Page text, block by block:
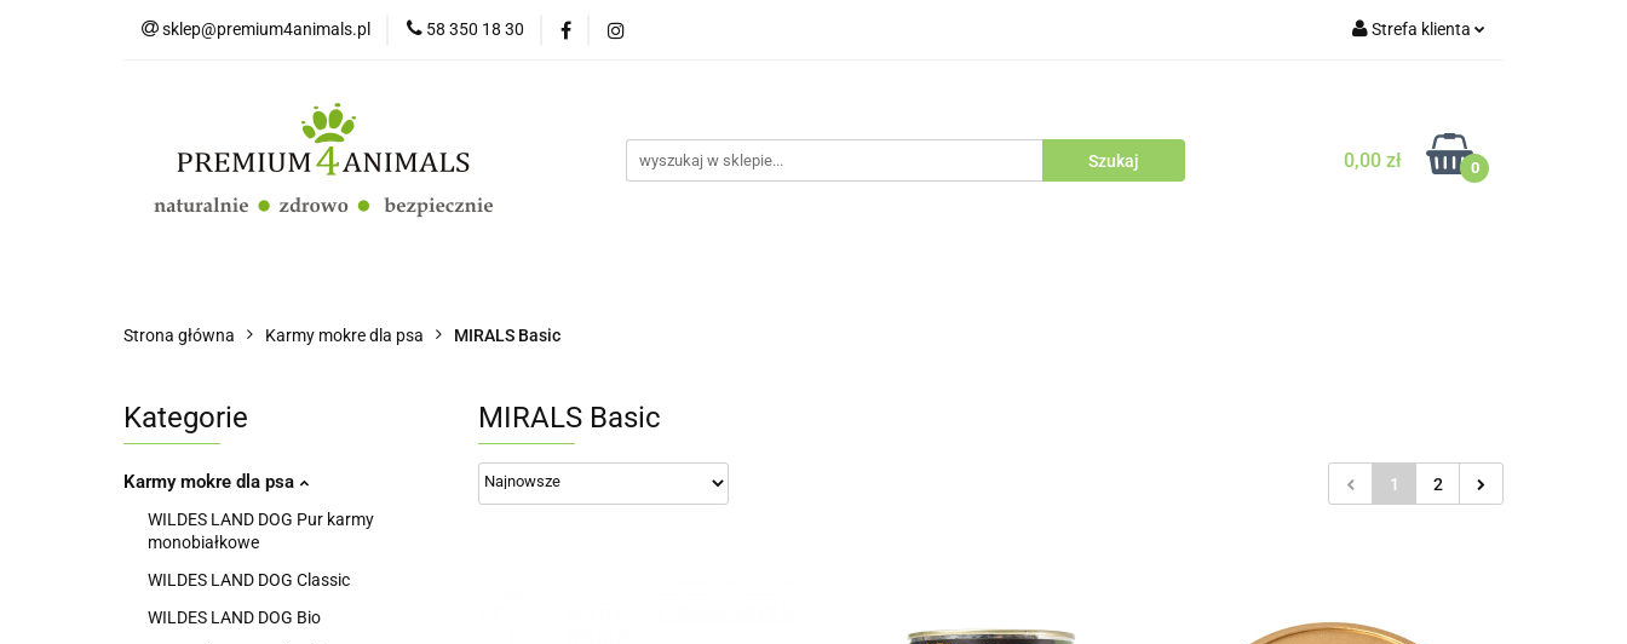
sklep@premium4animals.pl 58 350 18 30 Strefa klienta
Zarejestruj się
Zapytaj
0,00 zł 0
Strona główna Psy
Strona główna Karmy mokre dla psa MIRALS Basic
Kategorie
Karmy mokre dla psa
WILDES LAND DOG Pur karmy
monobiałkowe
WILDES LAND DOG Classic
WILDES LAND DOG Bio
MIRALS Basic
1 2